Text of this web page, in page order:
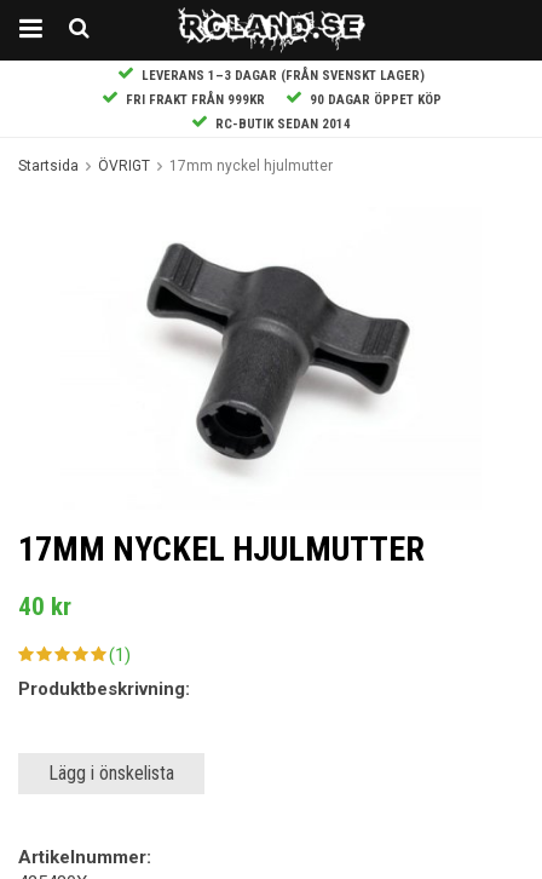
LEVERANS 1–3 DAGAR (FRÅN SVENSKT LAGER)
FRI FRAKT FRÅN 999KR
90 DAGAR ÖPPET KÖP
RC-BUTIK SEDAN 2014
Startsida ÖVRIGT 17mm nyckel hjulmutter
17MM NYCKEL HJULMUTTER
40 kr
(1)
Produktbeskrivning:
Lägg i önskelista
Artikelnummer: